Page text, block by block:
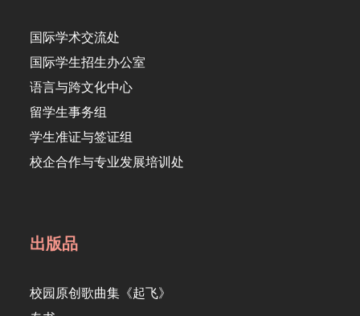
国际学术交流处
国际学生招生办公室
语言与跨文化中心
留学生事务组
学生准证与签证组
校企合作与专业发展培训处
出版品
校园原创歌曲集《起飞》